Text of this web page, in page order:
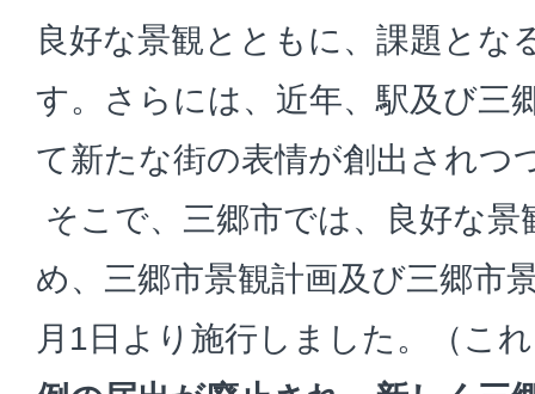
良好な景観とともに、課題とな
す。さらには、近年、駅及び三
て新たな街の表情が創出されつ
そこで、三郷市では、良好な
め、三郷市景観計画及び三郷市
月1日より施行しました。（こ